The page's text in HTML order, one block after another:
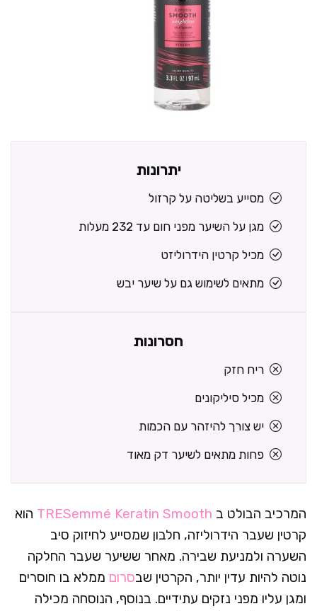
יתרונות
מסייע בשליטה על קרזול
מגן על השיער מפני חום עד 232 מעלות
מכיל קרטין הידרוליזט
מתאים לשימוש גם על שיער יבש
חסרונות
ריח חזק
מכיל סיליקונים
יש צורך להיזהר עם הכמות
פחות מתאים לשיער דק מאוד
המרכיב הבולט ב TRESemmé Keratin Smooth הוא
קרטין שעבר הידרוליזה, חלבון שמסייע לחיזוק סיב
השערה ולמניעת שבירה. מאחר ששיער שעבר החלקה
נוטה להיות עדין יותר, הקרטין שבסרום ממלא בו חוסרים
ומגן עליו מפני נזקים עתידיים. בנוסף, הנוסחה מכילה